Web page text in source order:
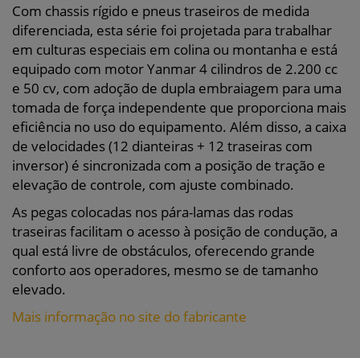
Com chassis rígido e pneus traseiros de medida
diferenciada, esta série foi projetada para trabalhar
em culturas especiais em colina ou montanha e está
equipado com motor Yanmar 4 cilindros de 2.200 cc
e 50 cv, com adoção de dupla embraiagem para uma
tomada de força independente que proporciona mais
eficiência no uso do equipamento. Além disso, a caixa
de velocidades (12 dianteiras + 12 traseiras com
inversor) é sincronizada com a posição de tração e
elevação de controle, com ajuste combinado.
As pegas colocadas nos pára-lamas das rodas
traseiras facilitam o acesso à posição de condução, a
qual está livre de obstáculos, oferecendo grande
conforto aos operadores, mesmo se de tamanho
elevado.
Mais informação no site do fabricante